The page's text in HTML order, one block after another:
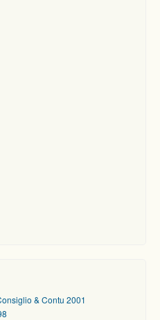
& Contu 2001